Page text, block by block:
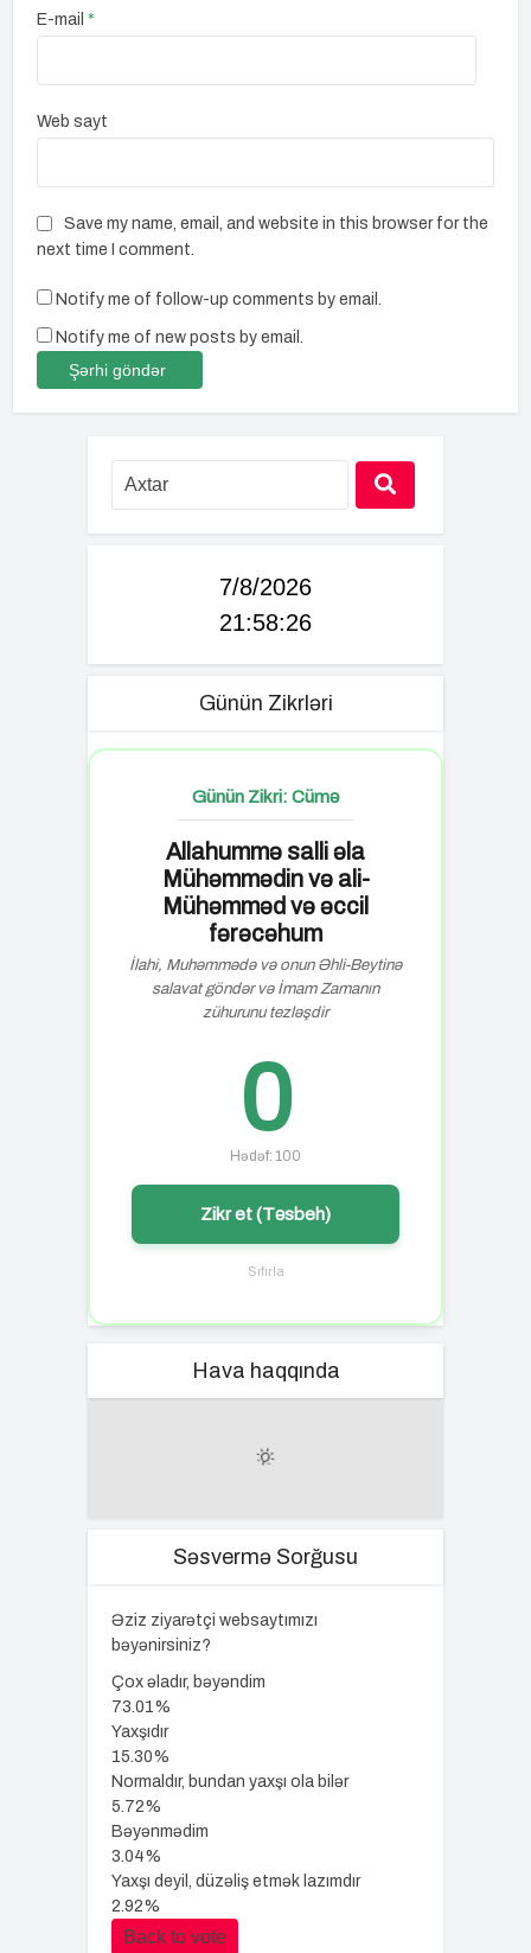
E-mail*
Web sayt
Save my name, email, and website in this browser for the
next time I comment.
Notify me of follow-up comments by email.
Notify me of new posts by email.
7/8/2026
21:58:26
Günün Zikrləri
Günün Zikri: Cümə
Allahummə salli əla
Mühəmmədin və ali-
Mühəmməd və əccil
fərəcəhum
İlahi, Muhəmmədə və onun Əhli-Beytinə
salavat göndər və İmam Zamanın
zühurunu tezləşdir
0
Hədəf: 100
Zikr et (Təsbeh)
Sıfırla
Hava haqqında
Səsvermə Sorğusu
Əziz ziyarətçi websaytımızı
bəyənirsiniz?
Çox əladır, bəyəndim
73.01%
Yaxşıdır
15.30%
Normaldır, bundan yaxşı ola bilər
5.72%
Bəyənmədim
3.04%
Yaxşı deyil, düzəliş etmək lazımdır
2.92%
Back to vote